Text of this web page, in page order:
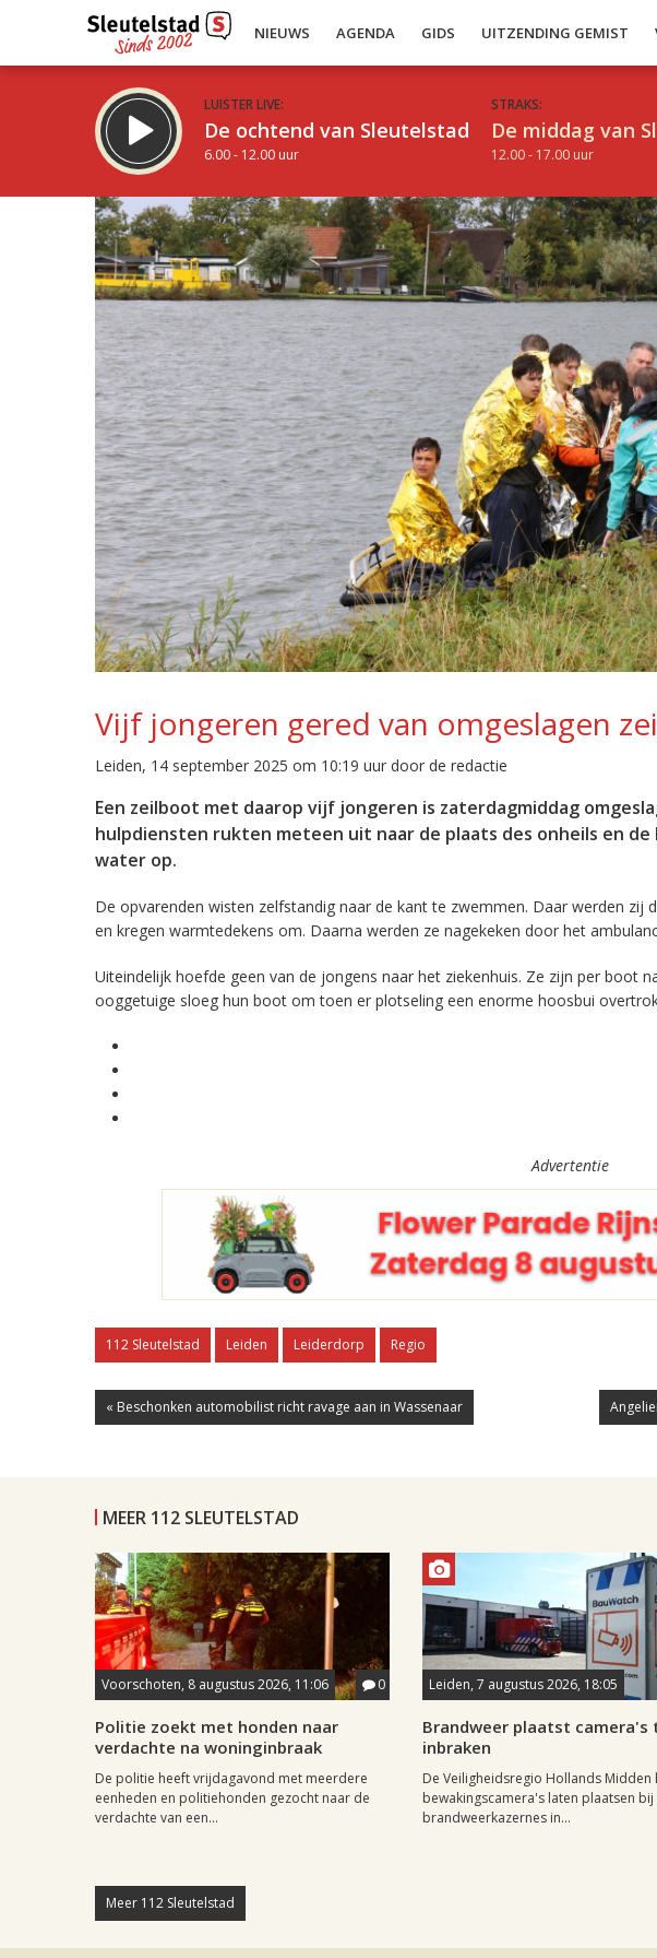
NIEUWS AGENDA GIDS UITZENDING GEMIST
LUISTER LIVE:
De ochtend van Sleutelstad
6.00 - 12.00 uur
STRAKS:
De middag van
12.00 - 17.00 uur
Inklappen
Vijf jongeren gered van omgeslagen
Leiden, 14 september 2025 om 10:19 uur door de redactie
Een zeilboot met daarop vijf jongeren is zaterdagmiddag
hulpdiensten rukten meteen uit naar de plaats des onheils en
water op.
De opvarenden wisten zelfstandig naar de kant te zwemmen. Daar werden
en kregen warmtedekens om. Daarna werden ze nagekeken door het
Uiteindelijk hoefde geen van de jongens naar het ziekenhuis. Ze zijn per boot
ooggetuige sloeg hun boot om toen er plotseling een enorme hoosbui
Advertentie
112 Sleutelstad Leiden Leiderdorp Regio
« Beschonken automobilist richt ravage aan in Wassenaar
MEER 112 SLEUTELSTAD
Voorschoten, 8 augustus 2026, 11:06 0
Politie zoekt met honden naar
verdachte na woninginbraak
De politie heeft vrijdagavond met meerdere
eenheden en politiehonden gezocht naar de
verdachte van een...
Leiden, 7 augustus 2026, 18:05
Brandweer plaatst camera's
inbraken
De Veiligheidsregio Hollands Midden
bewakingscamera's laten plaatsen bij
brandweerkazernes in...
Meer 112 Sleutelstad